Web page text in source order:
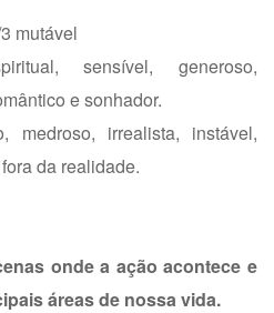
mutável
sensível, generoso,
e sonhador.
medroso, irrealista, instável,
da realidade.
onde a ação acontece e
áreas de nossa vida.